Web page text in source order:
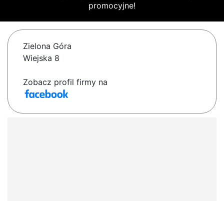
promocyjne!
Zielona Góra
Wiejska 8
Zobacz profil firmy na